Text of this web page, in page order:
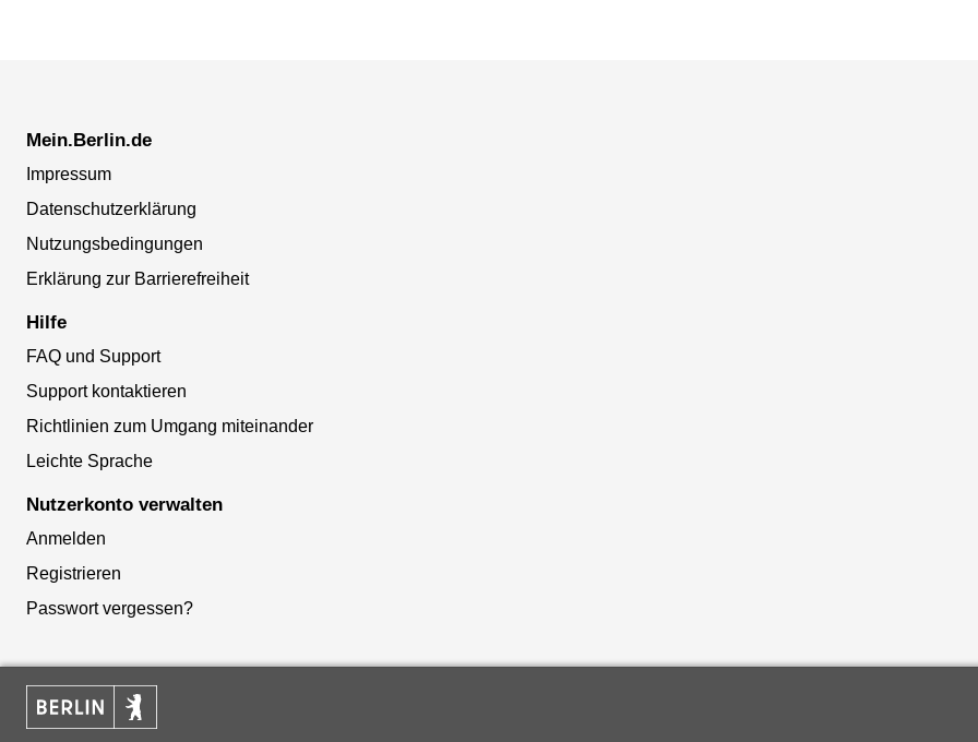
Mein.Berlin.de
Impressum
Datenschutzerklärung
Nutzungsbedingungen
Erklärung zur Barrierefreiheit
Hilfe
FAQ und Support
Support kontaktieren
Richtlinien zum Umgang miteinander
Leichte Sprache
Nutzerkonto verwalten
Anmelden
Registrieren
Passwort vergessen?